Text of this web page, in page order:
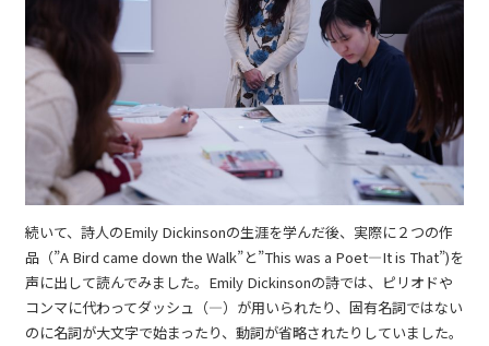
続いて、詩人のEmily Dickinsonの生涯を学んだ後、実際に２つの作
品（”A Bird came down the Walk”と”This was a Poet―It is That”)を
声に出して読んでみました。Emily Dickinsonの詩では、ピリオドや
コンマに代わってダッシュ（―）が用いられたり、固有名詞ではない
のに名詞が大文字で始まったり、動詞が省略されたりしていました。